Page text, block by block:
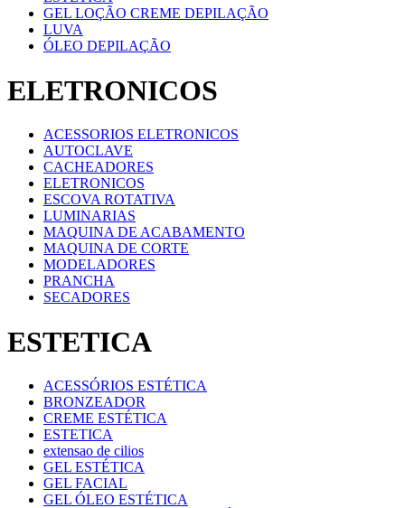
GEL LOÇÃO CREME DEPILAÇÃO
LUVA
ÓLEO DEPILAÇÃO
ELETRONICOS
ACESSORIOS ELETRONICOS
AUTOCLAVE
CACHEADORES
ELETRONICOS
ESCOVA ROTATIVA
LUMINARIAS
MAQUINA DE ACABAMENTO
MAQUINA DE CORTE
MODELADORES
PRANCHA
SECADORES
ESTETICA
ACESSÓRIOS ESTÉTICA
BRONZEADOR
CREME ESTÉTICA
ESTETICA
extensao de cilios
GEL ESTÉTICA
GEL FACIAL
GEL ÓLEO ESTÉTICA